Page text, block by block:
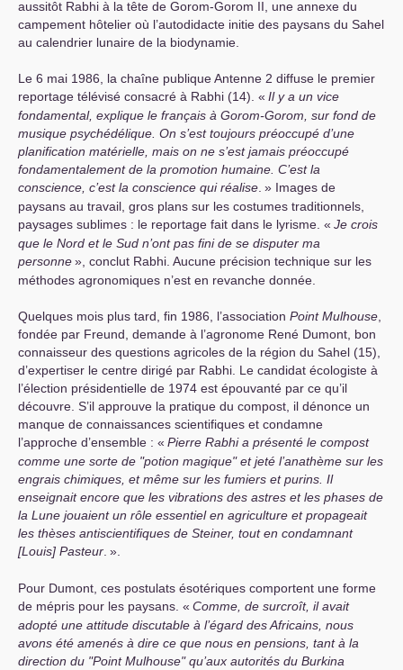
aussitôt Rabhi à la tête de Gorom-Gorom II , une annexe du
campement hôtelier où l’autodidacte initie des paysans du Sahel
au calendrier lunaire de la biodynamie.
Le 6 mai 1986, la chaîne publique Antenne 2 diffuse le premier
reportage télévisé consacré à Rabhi (14). « Il y a un vice
fondamental, explique le français à Gorom-Gorom, sur fond de
musique psychédélique. On s’est toujours préoccupé d’une
planification matérielle, mais on ne s’est jamais préoccupé
fondamentalement de la promotion humaine. C’est la
conscience, c’est la conscience qui réalise » Images de
paysans au travail, gros plans sur les costumes traditionnels,
paysages sublimes : le reportage fait dans le lyrisme. « Je crois
que le Nord et le Sud n’ont pas fini de se disputer ma
personne», conclut Rabhi. Aucune précision technique sur les
méthodes agronomiques n’est en revanche donnée.
Quelques mois plus tard, fin 1986, l’association Point Mulhouse
fondée par Freund, demande à l’agronome René Dumont, bon
connaisseur des questions agricoles de la région du Sahel (15),
d’expertiser le centre dirigé par Rabhi. Le candidat écologiste à
l’élection présidentielle de 1974 est épouvanté par ce qu’il
découvre. S’il approuve la pratique du compost, il dénonce un
manque de connaissances scientifiques et condamne
l’approche d’ensemble : « Pierre Rabhi a présenté le compost
comme une sorte de "potion magique" et jeté l’anathème sur les
engrais chimiques, et même sur les fumiers et purins. Il
enseignait encore que les vibrations des astres et les phases de
la Lune jouaient un rôle essentiel en agriculture et propageait
les thèses antiscientifiques de Steiner, tout en condamnant
[Louis] Pasteur ».
Pour Dumont, ces postulats ésotériques comportent une forme
de mépris pour les paysans. « Comme, de surcroît, il avait
adopté une attitude discutable à l’égard des Africains, nous
avons été amenés à dire ce que nous en pensions, tant à la
direction du "Point Mulhouse" qu’aux autorités du Burkina